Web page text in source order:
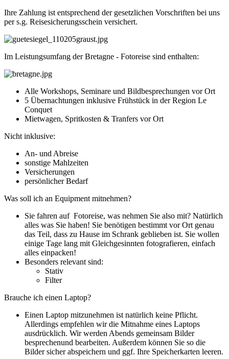
Ihre Zahlung ist entsprechend der gesetzlichen Vorschriften bei uns
per s.g. Reisesicherungsschein versichert.
Im Leistungsumfang der Bretagne - Fotoreise sind enthalten:
Alle Workshops, Seminare und Bildbesprechungen vor Ort
5 Übernachtungen inklusive Frühstück in der Region Le
Conquet
Mietwagen, Spritkosten & Tranfers vor Ort
Nicht inklusive:
An- und Abreise
sonstige Mahlzeiten
Versicherungen
persönlicher Bedarf
Was soll ich an Equipment mitnehmen?
Sie fahren auf Fotoreise, was nehmen Sie also mit? Natürlich
alles was Sie haben! Sie benötigen bestimmt vor Ort genau
das Teil, dass zu Hause im Schrank geblieben ist. Sie wollen
einige Tage lang mit Gleichgesinnten fotografieren, einfach
alles einpacken!
Besonders relevant sind:
Stativ
Filter
Brauche ich einen Laptop?
Einen Laptop mitzunehmen ist natürlich keine Pflicht.
Allerdings empfehlen wir die Mitnahme eines Laptops
ausdrücklich. Wir werden Abends gemeinsam Bilder
besprechenund bearbeiten. Außerdem können Sie so die
Bilder sicher abspeichern und ggf. Ihre Speicherkarten leeren.